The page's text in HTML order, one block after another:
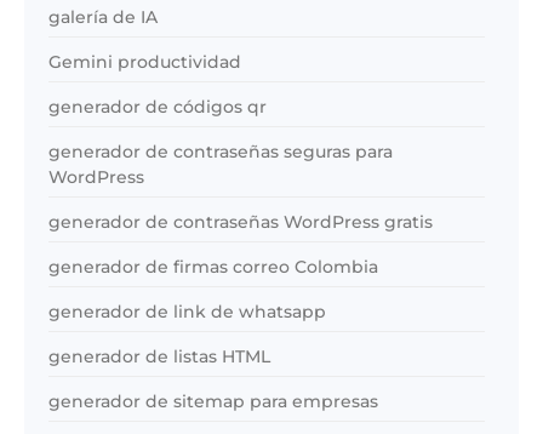
galería de IA
Gemini productividad
generador de códigos qr
generador de contraseñas seguras para
WordPress
generador de contraseñas WordPress gratis
generador de firmas correo Colombia
generador de link de whatsapp
generador de listas HTML
generador de sitemap para empresas